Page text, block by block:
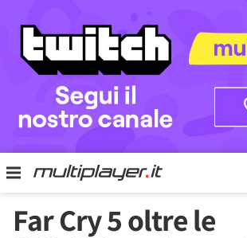
Far Cry 5 oltre le